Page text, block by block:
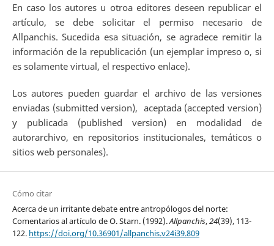
En caso los autores u otroa editores deseen republicar el
artículo, se debe solicitar el permiso necesario de
Allpanchis. Sucedida esa situación, se agradece remitir la
información de la republicación (un ejemplar impreso o, si
es solamente virtual, el respectivo enlace).
Los autores pueden guardar el archivo de las versiones
enviadas (submitted version), aceptada (accepted version)
y publicada (published version) en modalidad de
autorarchivo, en repositorios institucionales, temáticos o
sitios web personales).
Cómo citar
Acerca de un irritante debate entre antropólogos del norte:
Comentarios al artículo de O. Starn. (1992).Allpanchis,24(39), 113-
122. https://doi.org/10.36901/allpanchis.v24i39.809